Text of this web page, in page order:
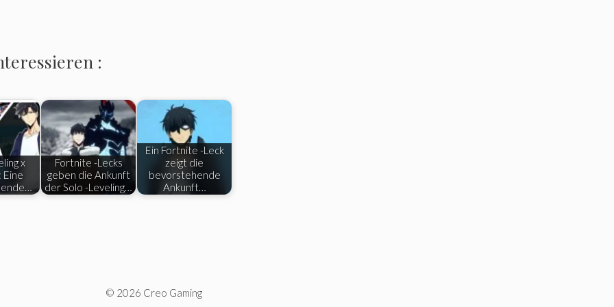
:
x
Eine
Fortnite -Lecks
geben die Ankunft
der Solo -Leveling…
Ein Fortnite -Leck
zeigt die
bevorstehende
Ankunft…
© 2026 Creo Gaming